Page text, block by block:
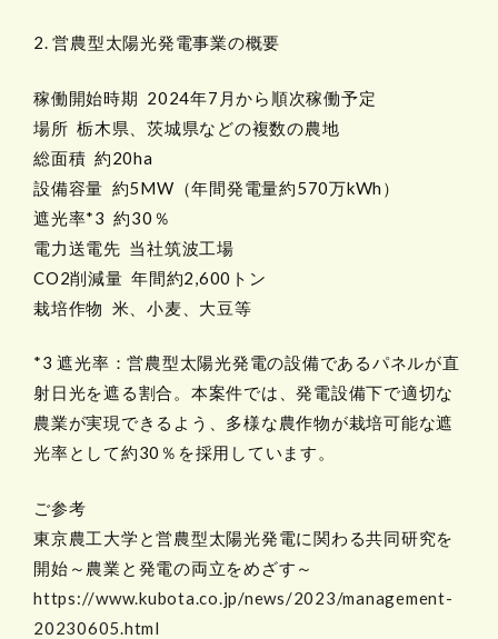
2. 営農型太陽光発電事業の概要
稼働開始時期 2024年7月から順次稼働予定
場所 栃木県、茨城県などの複数の農地
総面積 約20ha
設備容量 約5MW（年間発電量約570万kWh）
遮光率*3 約30％
電力送電先 当社筑波工場
CO2削減量 年間約2,600トン
栽培作物 米、小麦、大豆等
*3 遮光率：営農型太陽光発電の設備であるパネルが直
射日光を遮る割合。本案件では、発電設備下で適切な
農業が実現できるよう、多様な農作物が栽培可能な遮
光率として約30％を採用しています。
ご参考
東京農工大学と営農型太陽光発電に関わる共同研究を
開始～農業と発電の両立をめざす～
https://www.kubota.co.jp/news/2023/management-
20230605.html